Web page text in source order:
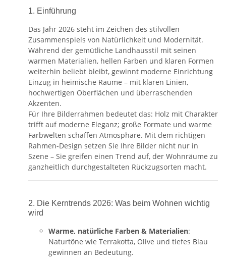
1. Einführung
Das Jahr 2026 steht im Zeichen des stilvollen
Zusammenspiels von Natürlichkeit und Modernität.
Während der gemütliche Landhausstil mit seinen
warmen Materialien, hellen Farben und klaren Formen
weiterhin beliebt bleibt, gewinnt moderne Einrichtung
Einzug in heimische Räume – mit klaren Linien,
hochwertigen Oberflächen und überraschenden
Akzenten.
Für Ihre Bilderrahmen bedeutet das: Holz mit Charakter
trifft auf moderne Eleganz; große Formate und warme
Farbwelten schaffen Atmosphäre. Mit dem richtigen
Rahmen-Design setzen Sie Ihre Bilder nicht nur in
Szene – Sie greifen einen Trend auf, der Wohnräume zu
ganzheitlich durchgestalteten Rückzugsorten macht.
2. Die Kerntrends 2026: Was beim Wohnen wichtig
wird
Warme, natürliche Farben & Materialien:
Naturtöne wie Terrakotta, Olive und tiefes Blau
gewinnen an Bedeutung.